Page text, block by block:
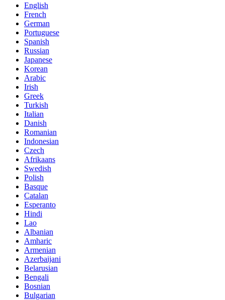
English
French
German
Portuguese
Spanish
Russian
Japanese
Korean
Arabic
Irish
Greek
Turkish
Italian
Danish
Romanian
Indonesian
Czech
Afrikaans
Swedish
Polish
Basque
Catalan
Esperanto
Hindi
Lao
Albanian
Amharic
Armenian
Azerbaijani
Belarusian
Bengali
Bosnian
Bulgarian